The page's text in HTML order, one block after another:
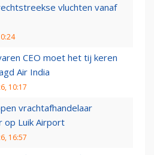
vluchten vanaf
CEO moet het tij keren
Air India
10:17
vrachtafhandelaar
op Luik Airport
16:57